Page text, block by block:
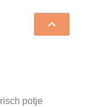
potje